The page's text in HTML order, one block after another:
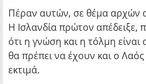
Πέραν αυτών, σε θέμα αρχών
Η Ισλανδία πρώτον απέδειξε,
ότι η γνώση και η τόλμη είναι
θα πρέπει να έχουν και ο
εκτιμά.